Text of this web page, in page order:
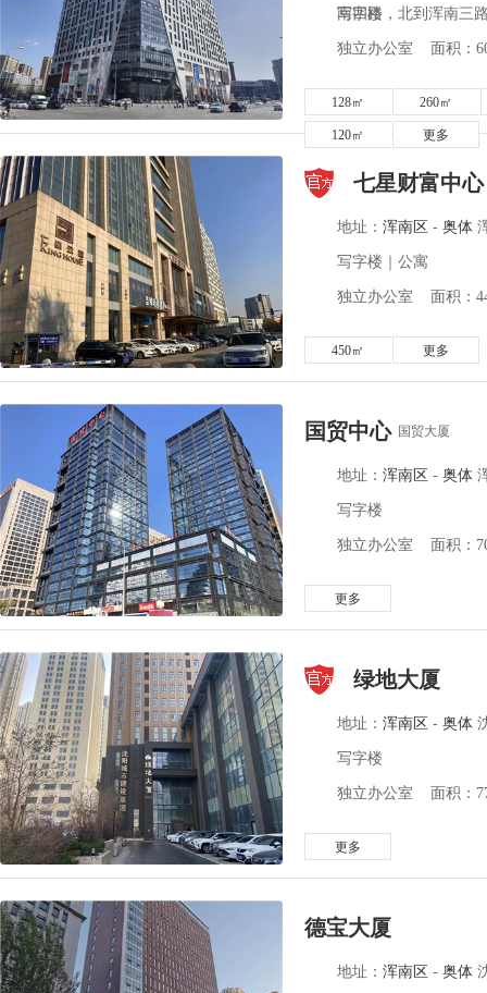
南四路，北到浑南三
写字楼
独立办公室 面积：
128㎡ 260㎡
120㎡ 更多
七星财富中心
地址： 浑南区 - 奥体
写字楼｜公寓
独立办公室 面积：
450㎡ 更多
国贸中心国贸大厦
地址： 浑南区 - 奥体
写字楼
独立办公室 面积：
更多
绿地大厦
地址： 浑南区 - 奥体
写字楼
独立办公室 面积：
更多
德宝大厦
地址： 浑南区 - 奥体